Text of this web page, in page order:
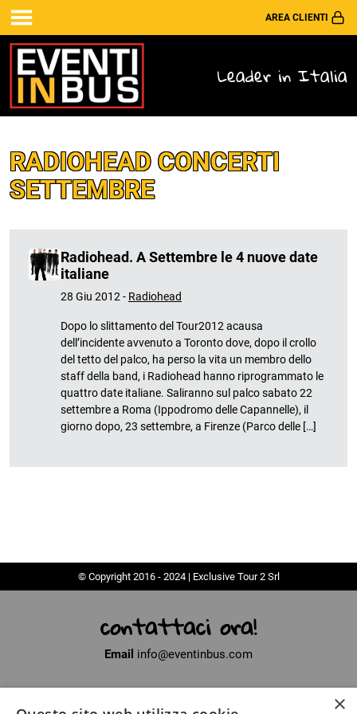
AREA CLIENTI
Leader in Italia
RADIOHEAD CONCERTI
SETTEMBRE
Radiohead. A Settembre le 4 nuove date
italiane
28 Giu 2012 - Radiohead
Dopo lo slittamento del Tour2012 acausa
dell’incidente avvenuto a Toronto dove, dopo il crollo
del tetto del palco, ha perso la vita un membro dello
staff della band, i Radiohead hanno riprogrammato le
quattro date italiane. Saliranno sul palco sabato 22
settembre a Roma (Ippodromo delle Capannelle), il
giorno dopo, 23 settembre, a Firenze (Parco delle […]
© Copyright 2016 - 2024 | Exclusive Tour 2 Srl
contattaci ora!
Email info@eventinbus.com
×